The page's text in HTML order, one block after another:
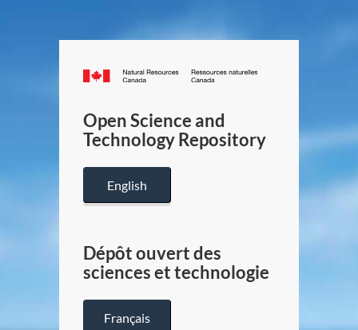
Canada.ca
/
Canada
Open Science and
Technology Repository
English
Dépôt ouvert des
sciences et technologie
Français